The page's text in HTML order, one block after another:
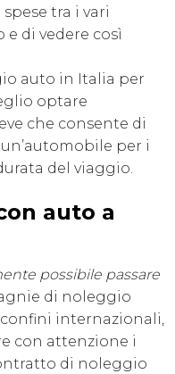
tra i vari
di vedere così
auto in Italia per
optare
che consente di
per i
del viaggio.
auto a
possibile passare
di noleggio
internazionali,
con attenzione i
di noleggio